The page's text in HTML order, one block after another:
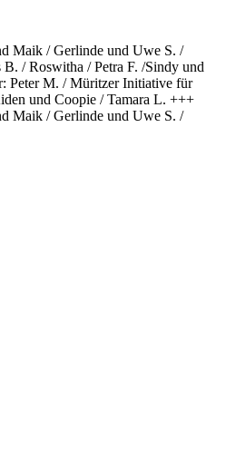
Maik / Gerlinde und Uwe S. /
/ Roswitha / Petra F. /Sindy und
Peter M. / Müritzer Initiative für
und Coopie / Tamara L. +++
Maik / Gerlinde und Uwe S. /